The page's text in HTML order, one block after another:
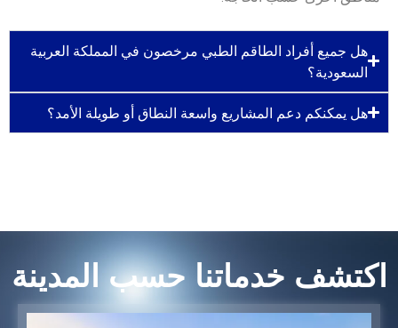
هل جميع أفراد الطاقم الطبي مرخصون في المملكة العربية
السعودية؟
هل يمكنكم دعم المشاريع واسعة النطاق أو طويلة الأمد؟
اكتشف خدماتنا حسب المدينة